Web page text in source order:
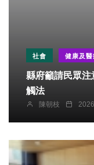
社會 健康及醫
縣府籲請民眾
觸法
陳朝枝